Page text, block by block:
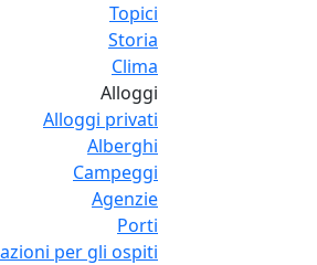
Topici
Storia
Clima
Alloggi
Alloggi privati
Alberghi
Campeggi
Agenzie
Porti
per gli ospiti